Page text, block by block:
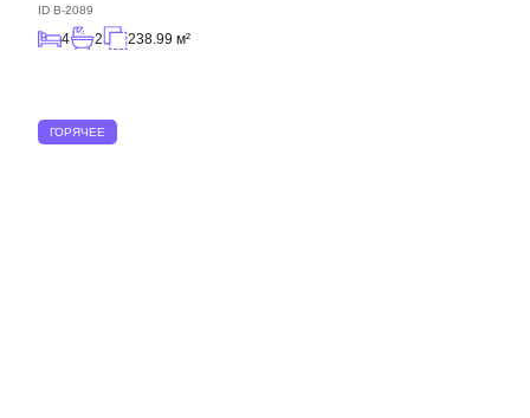
ID B-2089
4 2 238.99 м²
ГОРЯЧЕЕ